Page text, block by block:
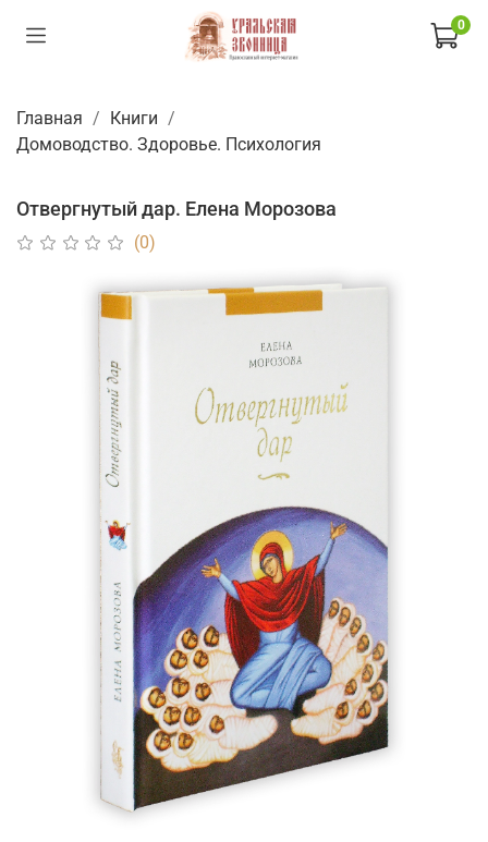
0
Главная
Книги
Домоводство. Здоровье. Психология
Отвергнутый дар. Елена Морозова
(0)